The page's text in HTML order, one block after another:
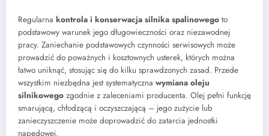
Regularna kontrola i konserwacja silnika spalinowego to
podstawowy warunek jego długowieczności oraz niezawodnej
pracy. Zaniechanie podstawowych czynności serwisowych może
prowadzić do poważnych i kosztownych usterek, których można
łatwo uniknąć, stosując się do kilku sprawdzonych zasad. Przede
wszystkim niezbędna jest systematyczna wymiana oleju
silnikowego zgodnie z zaleceniami producenta. Olej pełni funkcję
smarującą, chłodzącą i oczyszczającą – jego zużycie lub
zanieczyszczenie może doprowadzić do zatarcia jednostki
napędowej.